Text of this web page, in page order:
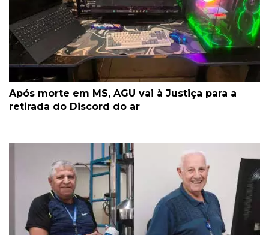
Após morte em MS, AGU vai à Justiça para a
retirada do Discord do ar